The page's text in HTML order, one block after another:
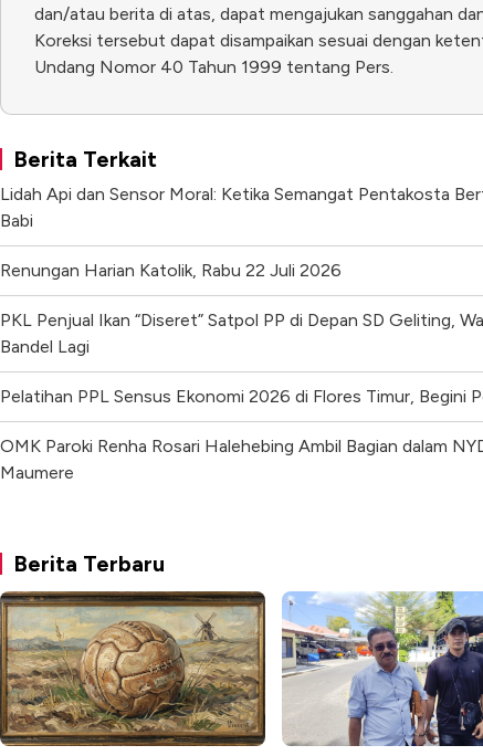
dan/atau berita di atas, dapat mengajukan sanggahan
Koreksi tersebut dapat disampaikan sesuai dengan
Undang Nomor 40 Tahun 1999 tentang Pers.
Berita Terkait
Lidah Api dan Sensor Moral: Ketika Semangat Pentakosta
Babi
Renungan Harian Katolik, Rabu 22 Juli 2026
PKL Penjual Ikan “Diseret” Satpol PP di Depan SD Geliting,
Bandel Lagi
Pelatihan PPL Sensus Ekonomi 2026 di Flores Timur, Begini
OMK Paroki Renha Rosari Halehebing Ambil Bagian dalam
Maumere
Berita Terbaru